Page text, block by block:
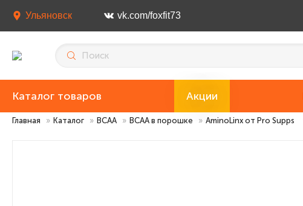
Ульяновск vk.com/foxfit73
Каталог товаров Акции
Главная » Каталог » BCAA » BCAA в порошке » AminoLinx от Pro Supps